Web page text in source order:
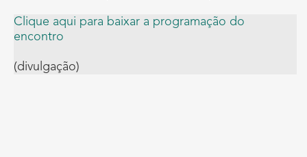
Clique aqui para baixar a programação do
encontro
(divulgação)